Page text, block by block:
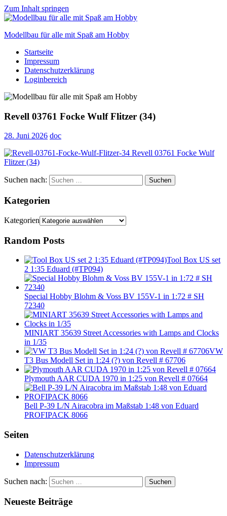
Zum Inhalt springen
Modellbau für alle mit Spaß am Hobby
Scale
modelling
to
Startseite
Impressum
Datenschutzerklärung
Loginbereich
Revell 03761 Focke Wulf Flitzer (34)
28. Juni 2026 doc
Suchen nach: Suchen
Kategorien
Kategorien
Random Posts
Tool Box US set
2 1:35 Eduard (#TP094)
Special Hobby Blohm & Voss BV 155V-1 in 1:72 # SH
72340
MINIART 35639 Street Accessories with Lamps and Clocks
in 1/35
VW
T3 Bus Modell Set in 1:24 (?) von Revell # 67706
Plymouth AAR CUDA 1970 in 1:25 von Revell # 07664
Bell P-39 L/N Airacobra im Maßstab 1:48 von Eduard
PROFIPACK 8066
Seiten
Datenschutzerklärung
Impressum
Suchen nach: Suchen
Neueste Beiträge